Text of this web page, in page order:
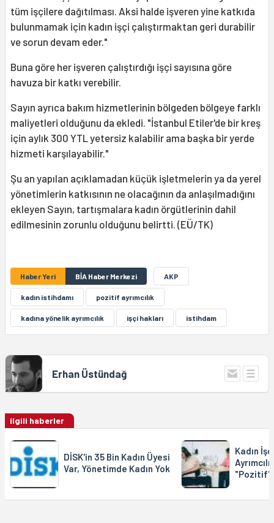
tüm işçilere dağıtılması. Aksi halde işveren yine katkıda
bulunmamak için kadın işçi çalıştırmaktan geri durabilir
ve sorun devam eder."
Buna göre her işveren çalıştırdığı işçi sayısına göre
havuza bir katkı verebilir.
Sayın ayrıca bakım hizmetlerinin bölgeden bölgeye farklı
maliyetleri olduğunu da ekledi. "İstanbul Etiler'de bir kreş
için aylık 300 YTL yetersiz kalabilir ama başka bir yerde
hizmeti karşılayabilir."
Şu an yapılan açıklamadan küçük işletmelerin ya da yerel
yönetimlerin katkısının ne olacağının da anlaşılmadığını
ekleyen Sayın, tartışmalara kadın örgütlerinin dahil
edilmesinin zorunlu olduğunu belirtti. (EÜ/TK)
Haber Yeri BİA Haber Merkezi AKP
kadın istihdamı pozitif ayrımcılık
kadına yönelik ayrımcılık işçi hakları istihdam
Erhan Üstündağ
ilgili haberler
DİSK'in 35 Bin Kadın Üyesi
Var, Yönetimde Kadın Yok
Kadın